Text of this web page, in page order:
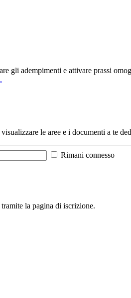
gli adempimenti e attivare prassi
le aree e i documenti a te
Rimani connesso
la pagina di iscrizione.